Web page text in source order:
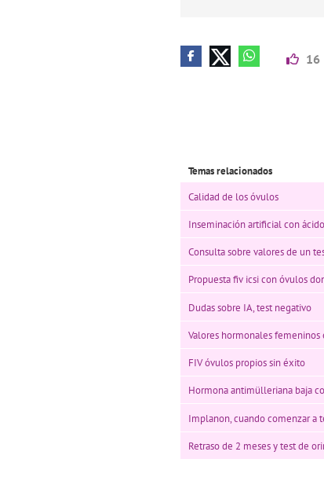
16
Temas relacionados
Calidad de los óvulos
Inseminación artificial con
Consulta sobre valores de un
Propuesta fiv icsi con óvulos
Dudas sobre IA, test negativo
Valores hormonales femeninos
FIV óvulos propios sin éxito
Hormona antimülleriana baja
Implanon, cuando comenzar a
Retraso de 2 meses y test de